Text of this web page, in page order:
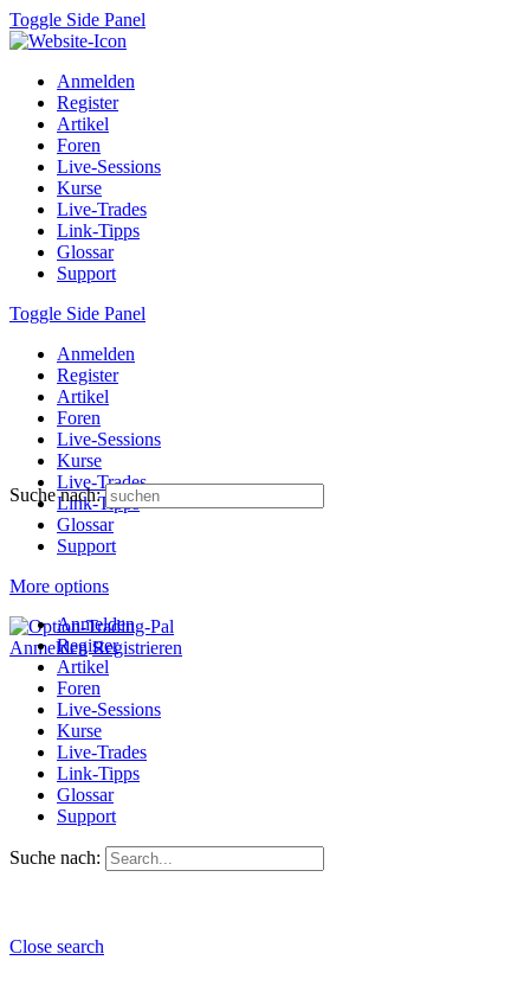
Toggle Side Panel
Anmelden
Register
Artikel
Foren
Live-Sessions
Kurse
Live-Trades
Link-Tipps
Glossar
Support
Toggle Side Panel
Anmelden
Register
Artikel
Foren
Live-Sessions
Kurse
Live-Trades
Link-Tipps
Glossar
Support
More options
Anmelden Registrieren
Suche nach:
Anmelden
Register
Artikel
Foren
Live-Sessions
Kurse
Live-Trades
Link-Tipps
Glossar
Support
Suche nach:
Close search